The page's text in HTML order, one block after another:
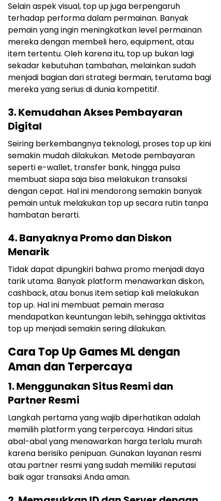
Selain aspek visual, top up juga berpengaruh
terhadap performa dalam permainan. Banyak
pemain yang ingin meningkatkan level permainan
mereka dengan membeli hero, equipment, atau
item tertentu. Oleh karena itu, top up bukan lagi
sekadar kebutuhan tambahan, melainkan sudah
menjadi bagian dari strategi bermain, terutama bagi
mereka yang serius di dunia kompetitif.
3. Kemudahan Akses Pembayaran
Digital
Seiring berkembangnya teknologi, proses top up kini
semakin mudah dilakukan. Metode pembayaran
seperti e-wallet, transfer bank, hingga pulsa
membuat siapa saja bisa melakukan transaksi
dengan cepat. Hal ini mendorong semakin banyak
pemain untuk melakukan top up secara rutin tanpa
hambatan berarti.
4. Banyaknya Promo dan Diskon
Menarik
Tidak dapat dipungkiri bahwa promo menjadi daya
tarik utama. Banyak platform menawarkan diskon,
cashback, atau bonus item setiap kali melakukan
top up. Hal ini membuat pemain merasa
mendapatkan keuntungan lebih, sehingga aktivitas
top up menjadi semakin sering dilakukan.
Cara Top Up Games ML dengan
Aman dan Terpercaya
1. Menggunakan Situs Resmi dan
Partner Resmi
Langkah pertama yang wajib diperhatikan adalah
memilih platform yang terpercaya. Hindari situs
abal-abal yang menawarkan harga terlalu murah
karena berisiko penipuan. Gunakan layanan resmi
atau partner resmi yang sudah memiliki reputasi
baik agar transaksi Anda aman.